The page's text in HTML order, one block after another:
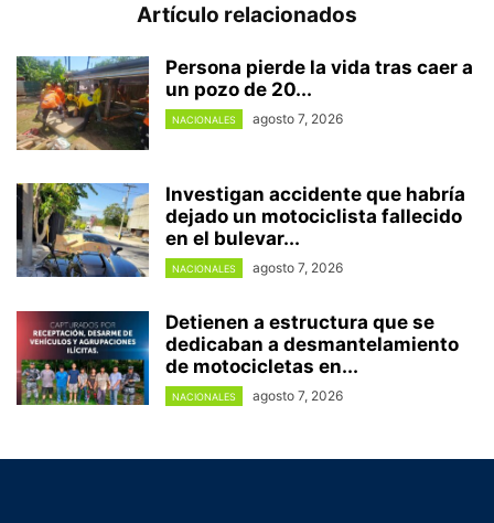
Artículo relacionados
Persona pierde la vida tras caer a
un pozo de 20...
NACIONALES agosto 7, 2026
Investigan accidente que habría
dejado un motociclista fallecido
en el bulevar...
NACIONALES agosto 7, 2026
Detienen a estructura que se
dedicaban a desmantelamiento
de motocicletas en...
NACIONALES agosto 7, 2026